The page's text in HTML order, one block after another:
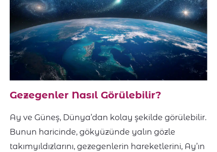
Gezegenler Nasıl Görülebilir?
Ay ve Güneş, Dünya’dan kolay şekilde görülebilir.
Bunun haricinde, gökyüzünde yalın gözle
takımyıldızlarını, gezegenlerin hareketlerini, Ay’ın